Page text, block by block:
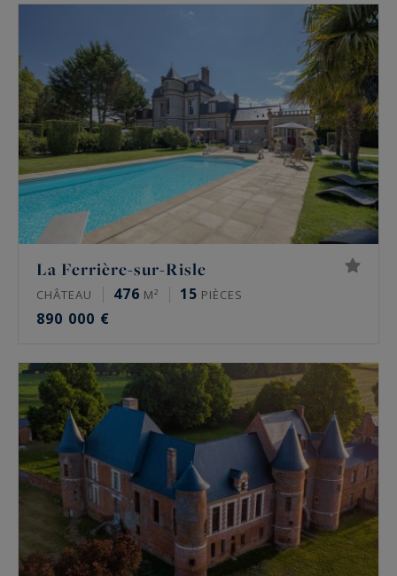
La Ferrière-sur-Risle
CHÂTEAU 476 M² 15 PIÈCES
890 000 €